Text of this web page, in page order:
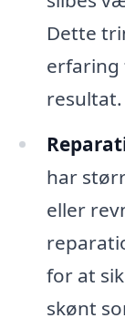
Dette
erfaring
resultat.
har
eller
for at
skønt